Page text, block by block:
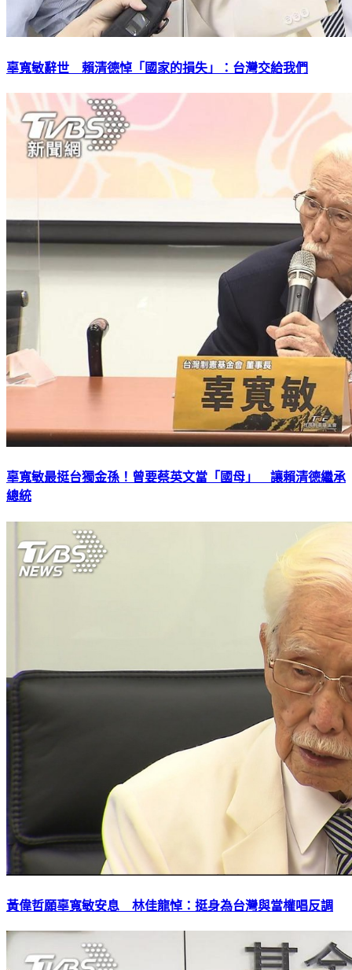
辜寬敏辭世 賴清德悼「國家的損失」：台灣交給我們
辜寬敏最挺台獨金孫！曾要蔡英文當「國母」 讓賴清德繼承
總統
黃偉哲願辜寬敏安息 林佳龍悼：挺身為台灣與當權唱反調